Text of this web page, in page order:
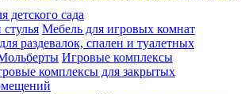
детского сада
Мебель для игровых комнат
раздевалок, спален и туалетных
Игровые комплексы
комплексы для закрытых